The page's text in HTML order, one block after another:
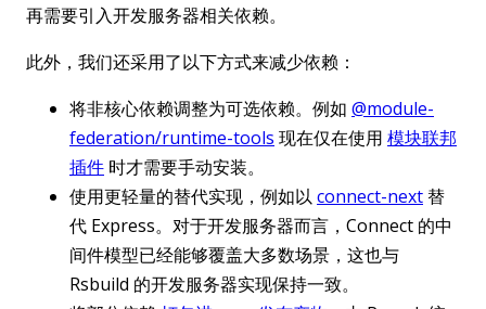
再需要引入开发服务器相关依赖。
此外，我们还采用了以下方式来减少依赖：
将非核心依赖调整为可选依赖。例如 @module-
federation/runtime-tools 现在仅在使用 模块联邦
插件 时才需要手动安装。
使用更轻量的替代实现，例如以 connect-next 替
代 Express。对于开发服务器而言，Connect 的中
间件模型已经能够覆盖大多数场景，这也与
Rsbuild 的开发服务器实现保持一致。